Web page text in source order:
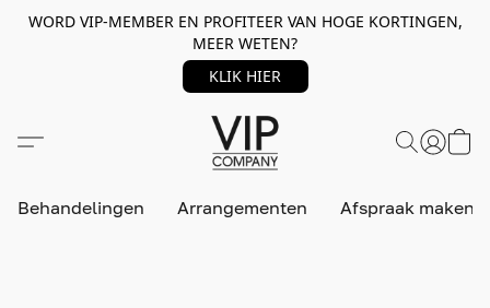
WORD VIP-MEMBER EN PROFITEER VAN HOGE KORTINGEN,
MEER WETEN?
KLIK HIER
Behandelingen Arrangementen Afspraak maken